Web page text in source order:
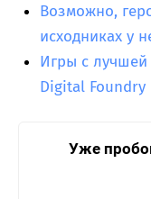
Возможно,
исходниках у
Игры с лучшей
Digital Foundry
Уже